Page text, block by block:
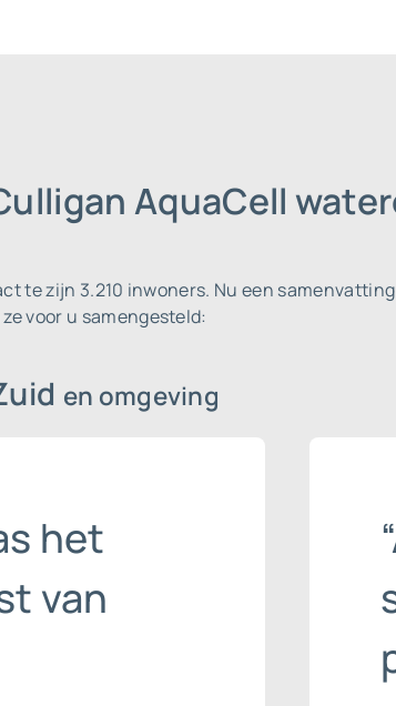
AquaCell
te zijn 3.210 inwoners. Nu een
voor u samengesteld:
en omgeving
het
van